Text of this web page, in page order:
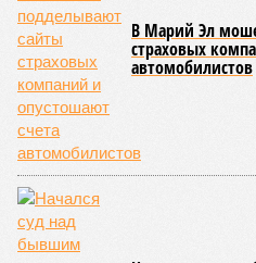
ведомства осуществили 105
профилактических визитов,
проверочными действиями
были зафиксированы в 33
администраций этих объектов
недостатки.
Среди наиболее часто
оказались следующие: